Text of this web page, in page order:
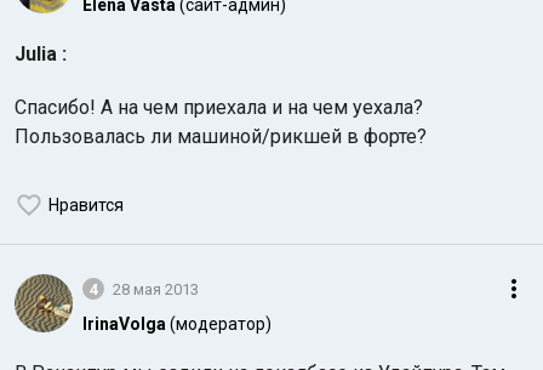
Elena Vasta (сайт-админ)
Julia :
Спасибо! А на чем приехала и на чем уехала?
Пользовалась ли машиной/рикшей в форте?
Нравится
4 28 мая 2013
IrinaVolga (модератор)